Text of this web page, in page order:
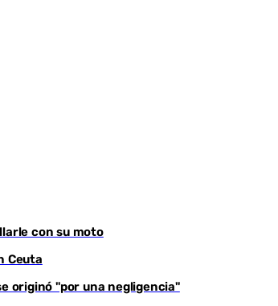
con su moto
Ceuta
originó "por una negligencia"